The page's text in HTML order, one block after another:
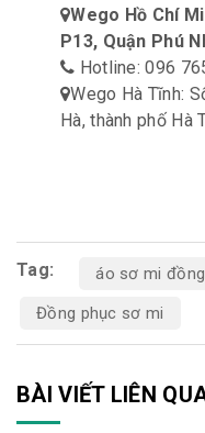
Wego Hồ Chí
P13, Quận Phú
Hotline: 096
Wego Hà Tĩnh:
Hà, thành phố Hà
Tag:
áo sơ mi
Đồng phục sơ mi
BÀI VIẾT LIÊN